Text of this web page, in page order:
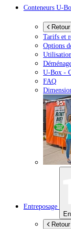
Conteneurs U-
Tarifs et
Options
U-Box -
FAQ
Entreposage